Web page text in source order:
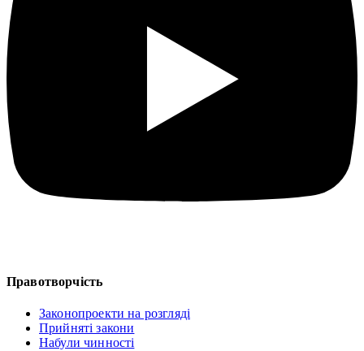
Правотворчість
Законопроекти на розгляді
Прийняті закони
Набули чинності